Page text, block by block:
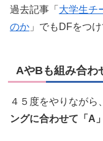
過去記事「 大学生チ
のか 」でもDFをつ
AやBも組み合わ
４５度をやりながら、
ングに合わせて「A